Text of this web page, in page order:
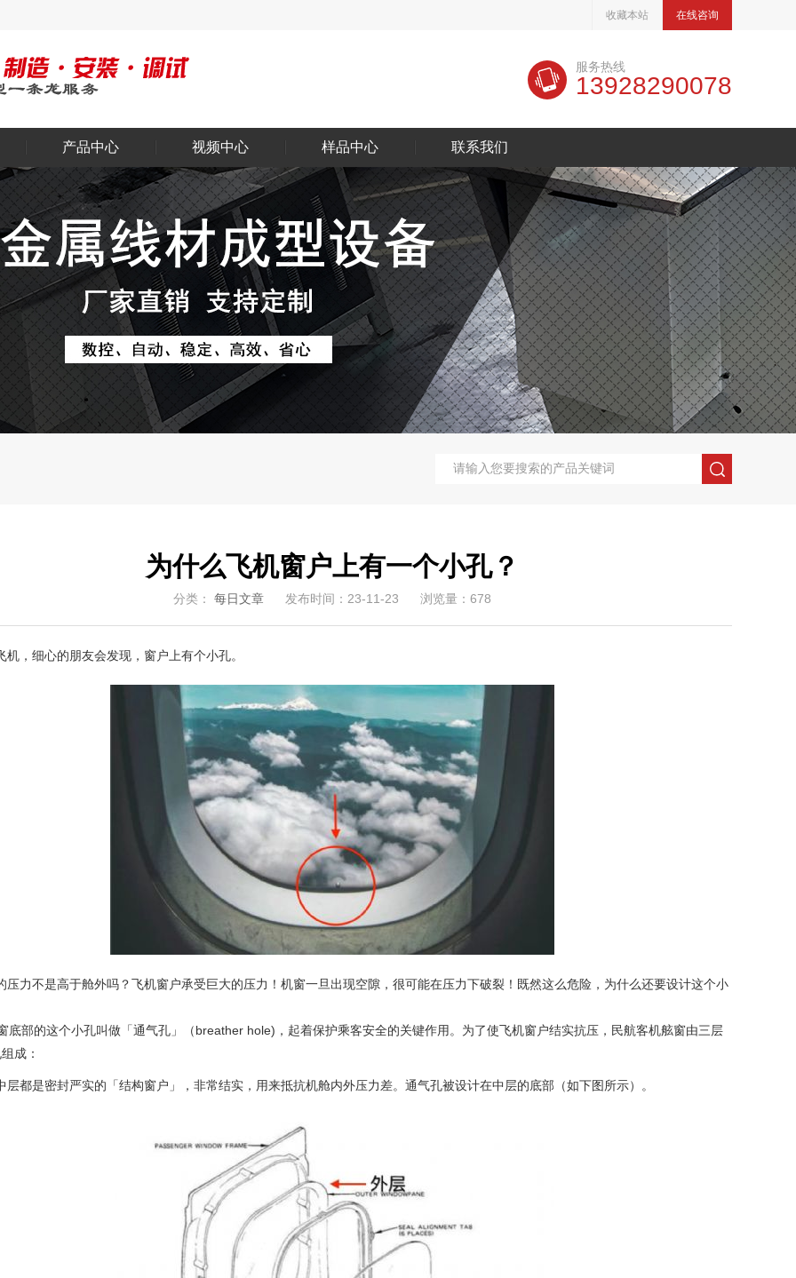
收藏本站 在线咨询
服务热线
13928290078
产品中心 视频中心 样品中心 联系我们
为什么飞机窗户上有一个小孔？
分类： 每日文章 发布时间：23-11-23 浏览量：678
机，细心的朋友会发现，窗户上有个小孔。
压力不是高于舱外吗？飞机窗户承受巨大的压力！机窗一旦出现空隙，很可能在压力下破裂！既然这么危险，为什么还要设计这个小
部的这个小孔叫做「通气孔」（breather hole)，起着保护乘客安全的关键作用。为了使飞机窗户结实抗压，民航客机舷窗由三层
成：
层都是密封严实的「结构窗户」，非常结实，用来抵抗机舱内外压力差。通气孔被设计在中层的底部（如下图所示）。